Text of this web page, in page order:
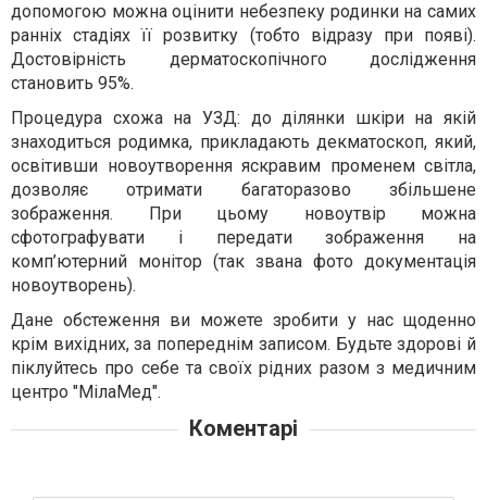
допомогою можна оцінити небезпеку родинки на самих
ранніх стадіях її розвитку (тобто відразу при появі).
Достовірність дерматоскопічного дослідження
становить 95%.
Процедура схожа на УЗД: до ділянки шкіри на якій
знаходиться родимка, прикладають декматоскоп, який,
освітивши новоутворення яскравим променем світла,
дозволяє отримати багаторазово збільшене
зображення. При цьому новоутвір можна
сфотографувати і передати зображення на
комп’ютерний монітор (так звана фото документація
новоутворень).
Дане обстеження ви можете зробити у нас щоденно
крім вихідних, за попереднім записом. Будьте здорові й
піклуйтесь про себе та своїх рідних разом з медичним
центро "МілаМед".
Коментарі